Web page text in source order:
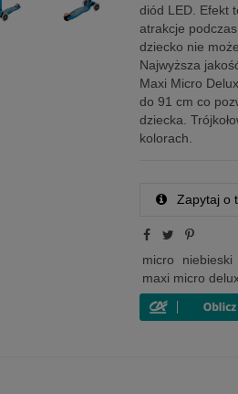
diód LED. Efekt
atrakcje
dziecko nie
Najwyższa
Maxi Micro
do 91 cm co
dziecka.
kolorach.
Zapytaj o
micro niebieski
maxi micro